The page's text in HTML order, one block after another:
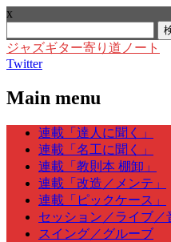
x
索:
ジャズギター寄り道ノート
Twitter
Main menu
Skip
content
連載「達人に聞く」
連載「名工に聞く」
連載「教則本 棚卸」
連載「改造／メンテ」
連載「ピックケース」
セッション／ライブ／
スイング／グルーブ